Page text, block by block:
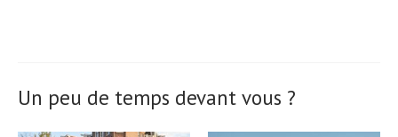
Un peu de temps devant vous ?